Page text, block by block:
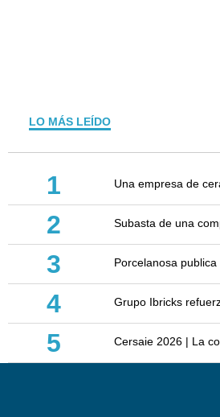
LO MÁS LEÍDO
1 Una empresa de
2 Subasta de una
3 Porcelanosa
4 Grupo Ibricks
5 Cersaie 2026 | La